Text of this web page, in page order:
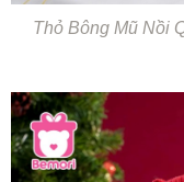
Thỏ Bông Mũ Nồi